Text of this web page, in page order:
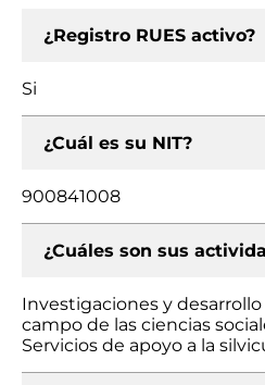
¿Registro RUES activo?
Si
¿Cuál es su NIT?
900841008
¿Cuáles son sus
Investigaciones y
campo de las ciencias
Servicios de apoyo a la